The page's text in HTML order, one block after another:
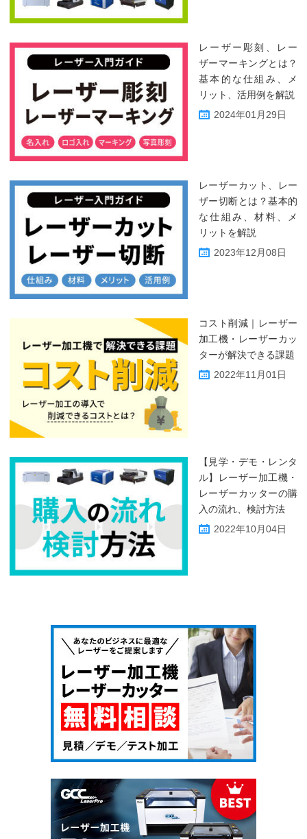
レーザー彫刻、レー
ザーマーキングとは？
基本的な仕組み、メ
リット、活用例を解説
2024年01月29日
レーザーカット、レー
ザー切断とは？基本的
な仕組み、材料、メ
リットを解説
2023年12月08日
コスト削減｜レーザー
加工機・レーザーカッ
ターが解決できる課題
2022年11月01日
【見学・デモ・レンタ
ル】レーザー加工機・
レーザーカッターの購
入の流れ、検討方法
2022年10月04日